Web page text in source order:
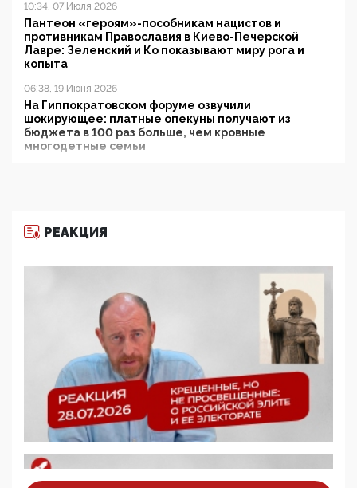
10:34, 07 Июля 2026
Пантеон «героям»-пособникам нацистов и
противникам Православия в Киево-Печерской
Лавре: Зеленский и Ко показывают миру рога и
копыта
06:38, 19 Июня 2026
На Гиппократовском форуме озвучили
шокирующее: платные опекуны получают из
бюджета в 100 раз больше, чем кровные
многодетные семьи
11:53, 09 Июня 2026
деятельность ИИТО ЮНЕСКО в России, но
цифроглобалисты продолжают определять
повестку в образовании
09:43, 01 Июня 2026
5G за счет здоровья граждан: Минцифры намерено
отобрать у регионов и муниципалитетов право
защищать жилые дома и социальные объекты от
05:58, 26 Мая 2026
Роскомнадзор освободили от борца с
деструктивным и опасным контентом
07:39, 25 Мая 2026
РЕАКЦИЯ